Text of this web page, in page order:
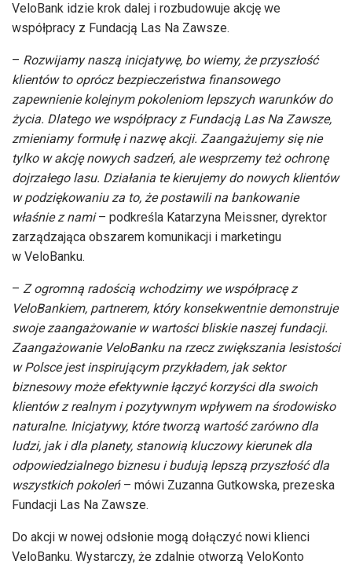
VeloBank idzie krok dalej i rozbudowuje akcję we
współpracy z Fundacją Las Na Zawsze.
– Rozwijamy naszą inicjatywę, bo wiemy, że przyszłość
klientów to oprócz bezpieczeństwa finansowego
zapewnienie kolejnym pokoleniom lepszych warunków do
życia. Dlatego we współpracy z Fundacją Las Na Zawsze,
zmieniamy formułę i nazwę akcji. Zaangażujemy się nie
tylko w akcję nowych sadzeń, ale wesprzemy też ochronę
dojrzałego lasu. Działania te kierujemy do nowych klientów
w podziękowaniu za to, że postawili na bankowanie
właśnie z nami– podkreśla Katarzyna Meissner, dyrektor
zarządzająca obszarem komunikacji i marketingu
w VeloBanku.
– Z ogromną radością wchodzimy we współpracę z
VeloBankiem, partnerem, który konsekwentnie demonstruje
swoje zaangażowanie w wartości bliskie naszej fundacji.
Zaangażowanie VeloBanku na rzecz zwiększania lesistości
w Polsce jest inspirującym przykładem, jak sektor
biznesowy może efektywnie łączyć korzyści dla swoich
klientów z realnym i pozytywnym wpływem na środowisko
naturalne. Inicjatywy, które tworzą wartość zarówno dla
ludzi, jak i dla planety, stanowią kluczowy kierunek dla
odpowiedzialnego biznesu i budują lepszą przyszłość dla
wszystkich pokoleń – mówi Zuzanna Gutkowska, prezeska
Fundacji Las Na Zawsze.
Do akcji w nowej odsłonie mogą dołączyć nowi klienci
VeloBanku. Wystarczy, że zdalnie otworzą VeloKonto